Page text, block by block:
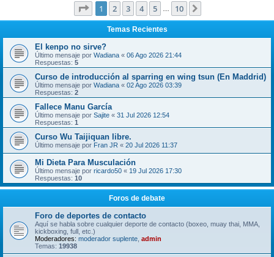
a
r
Página de 10
1 2 3 4 5 10
Temas Recientes
El kenpo no sirve?
Último mensaje por Wadiana « 06 Ago 2026 21:44
Respuestas: 5
Curso de introducción al sparring en wing tsun (En Maddrid)
Último mensaje por Wadiana « 02 Ago 2026 03:39
Respuestas: 2
Fallece Manu García
Último mensaje por Sajite « 31 Jul 2026 12:54
Respuestas: 1
Curso Wu Taijiquan libre.
Último mensaje por Fran JR « 20 Jul 2026 11:37
Mi Dieta Para Musculación
Último mensaje por ricardo50 « 19 Jul 2026 17:30
Respuestas: 10
Foros de debate
Foro de deportes de contacto
Aquí se habla sobre cualquier deporte de contacto (boxeo, muay thai, MMA,
kickboxing, full, etc.)
Moderadores: moderador suplente admin
Temas: 19938